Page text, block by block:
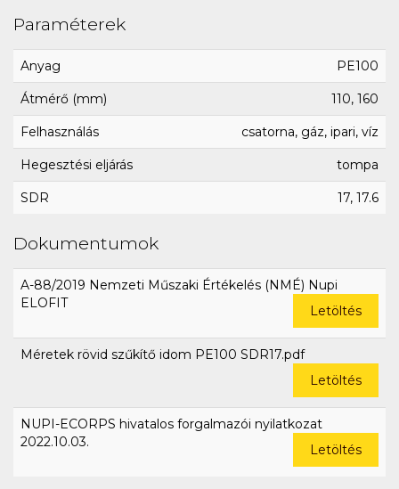
Paraméterek
Anyag PE100
Átmérő (mm) 110, 160
Felhasználás csatorna, gáz, ipari, víz
Hegesztési eljárás tompa
SDR 17, 17.6
Dokumentumok
A-88/2019 Nemzeti Műszaki Értékelés (NMÉ) Nupi
ELOFIT
Letöltés
Méretek rövid szűkítő idom PE100 SDR17.pdf
Letöltés
NUPI-ECORPS hivatalos forgalmazói nyilatkozat
2022.10.03.
Letöltés